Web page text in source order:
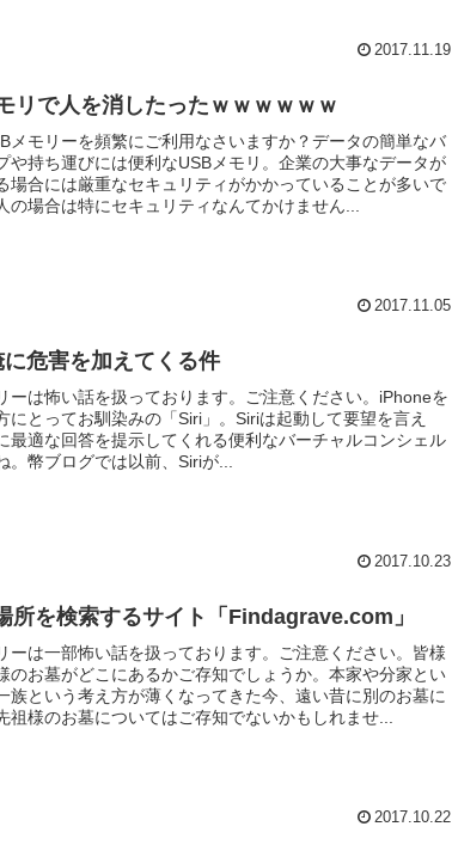
2017.11.19
リで人を消したったｗｗｗｗｗｗ
メモリーを頻繁にご利用なさいますか？データの簡単なバ
や持ち運びには便利なUSBメモリ。企業の大事なデータが
場合には厳重なセキュリティがかかっていることが多いで
の場合は特にセキュリティなんてかけません...
2017.11.05
危害を加えてくる件
ーは怖い話を扱っております。ご注意ください。iPhoneを
にとってお馴染みの「Siri」。Siriは起動して要望を言え
最適な回答を提示してくれる便利なバーチャルコンシェル
。幣ブログでは以前、Siriが...
2017.10.23
所を検索するサイト「Findagrave.com」
ーは一部怖い話を扱っております。ご注意ください。皆様
のお墓がどこにあるかご存知でしょうか。本家や分家とい
族という考え方が薄くなってきた今、遠い昔に別のお墓に
祖様のお墓についてはご存知でないかもしれませ...
2017.10.22